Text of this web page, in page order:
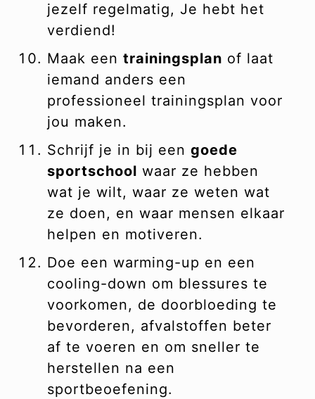
jezelf regelmatig, Je hebt het
verdiend!
Maak een trainingsplan of laat
iemand anders een
professioneel trainingsplan voor
jou maken.
Schrijf je in bij een goede
sportschool waar ze hebben
wat je wilt, waar ze weten wat
ze doen, en waar mensen elkaar
helpen en motiveren.
Doe een warming-up en een
cooling-down om blessures te
voorkomen, de doorbloeding te
bevorderen, afvalstoffen beter
af te voeren en om sneller te
herstellen na een
sportbeoefening.